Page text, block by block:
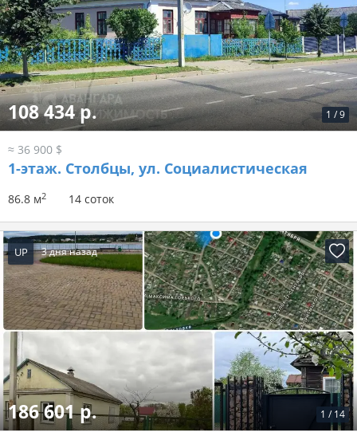
1 /9
108 434 р.
≈ 36 900 $
1-этаж. Столбцы, ул. Социалистическая
86.8 м2 14 соток
UP 3 дня назад
1 / 14
186 601 р.